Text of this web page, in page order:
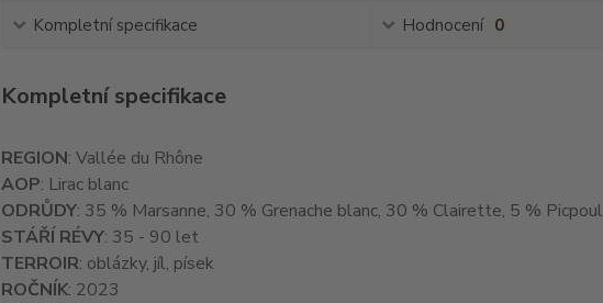
Kompletní specifikace Hodnocení 0
Kompletní specifikace
REGION: Vallée du Rhône
AOP: Lirac blanc
ODRŮDY: 35 % Marsanne, 30 % Grenache blanc, 30 % Clairette, 5 % Picpoul
STÁŘÍ RÉVY: 35 - 90 let
TERROIR: oblázky, jíl, písek
ROČNÍK: 2023